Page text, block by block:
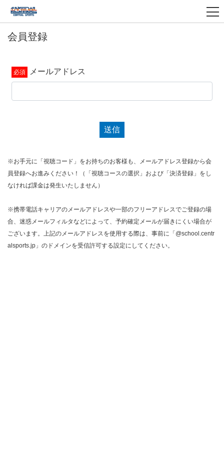
会員登録
メールアドレス
送信
※お手元に「視聴コード」をお持ちのお客様も、メールアドレス登録から会
員登録へお進みください！（「視聴コースの選択」および「決済登録」をし
なければ課金は発生いたしません）
※携帯電話キャリアのメールアドレスや一部のフリーアドレスでご登録の場
合、迷惑メールフィルタなどによって、予約確定メールが届きにくい場合が
ございます。上記のメールアドレスを使用する際は、事前に「@school.centr
alsports.jp」のドメインを受信許可する設定にしてください。